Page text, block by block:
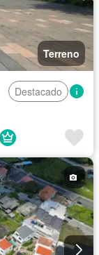
Terreno
Destacado